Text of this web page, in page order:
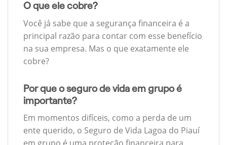
O que ele cobre?
Você já sabe que a segurança financeira é a
principal razão para contar com esse benefício
na sua empresa. Mas o que exatamente ele
cobre?
Por que o seguro de vida em grupo é
importante?
Em momentos difíceis, como a perda de um
ente querido, o Seguro de Vida Lagoa do Piauí